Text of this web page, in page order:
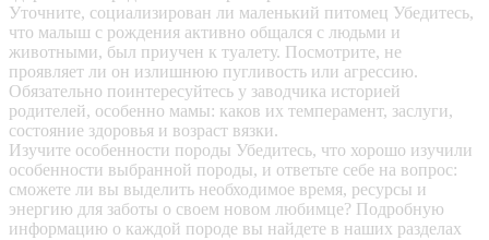
Уточните, социализирован ли маленький питомец Убедитесь,
что малыш с рождения активно общался с людьми и
животными, был приучен к туалету. Посмотрите, не
проявляет ли он излишнюю пугливость или агрессию.
Обязательно поинтересуйтесь у заводчика историей
родителей, особенно мамы: каков их темперамент, заслуги,
состояние здоровья и возраст вязки.
Изучите особенности породы Убедитесь, что хорошо изучили
особенности выбранной породы, и ответьте себе на вопрос:
сможете ли вы выделить необходимое время, ресурсы и
энергию для заботы о своем новом любимце? Подробную
информацию о каждой породе вы найдете в наших разделах